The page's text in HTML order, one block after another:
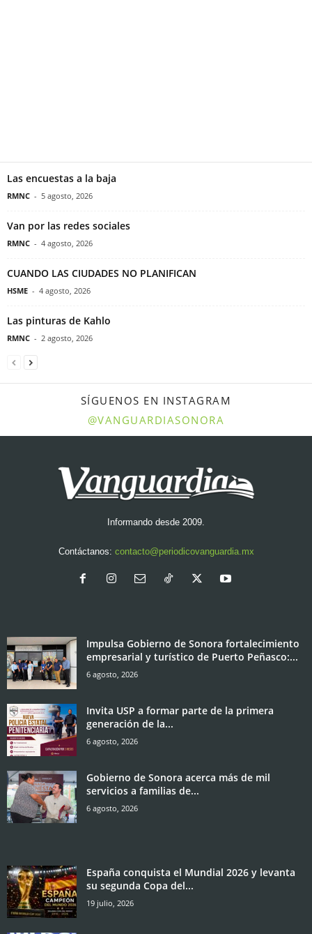
Las encuestas a la baja
RMNC - 5 agosto, 2026
Van por las redes sociales
RMNC - 4 agosto, 2026
CUANDO LAS CIUDADES NO PLANIFICAN
HSME - 4 agosto, 2026
Las pinturas de Kahlo
RMNC - 2 agosto, 2026
SÍGUENOS EN INSTAGRAM
@VANGUARDIASONORA
Informando desde 2009.
Contáctanos: contacto@periodicovanguardia.mx
Impulsa Gobierno de Sonora fortalecimiento
empresarial y turístico de Puerto Peñasco:...
6 agosto, 2026
Invita USP a formar parte de la primera
generación de la...
6 agosto, 2026
Gobierno de Sonora acerca más de mil
servicios a familias de...
6 agosto, 2026
España conquista el Mundial 2026 y levanta
su segunda Copa del...
19 julio, 2026